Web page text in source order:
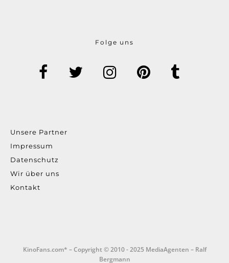
Folge uns
Unsere Partner
Impressum
Datenschutz
Wir über uns
Kontakt
KinoFans.com* – Copyright © 2010 - 2025 MediaAgenten – Ralf
Bergmann